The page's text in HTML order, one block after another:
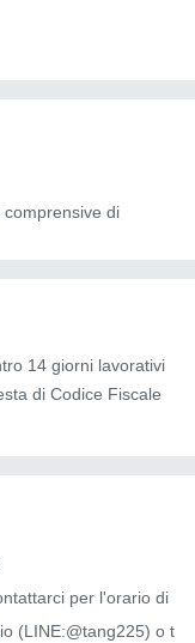
di
14 giorni lavorativi
di Codice Fiscale
per l'orario di
(LINE:@tang225) o t